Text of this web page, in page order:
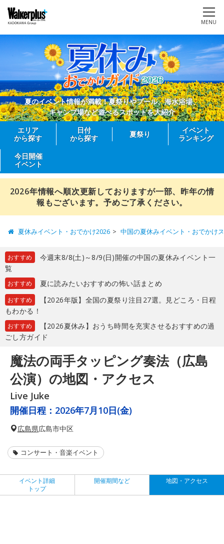
MENU
夏のイベント情報が満載！夏祭りやプール、海水浴場、
キャンプ場など遊べるスポットを大紹介
エリア
から探す
日付
から探す
夏祭り
イベント
ランキング
今日開催
イベント
2026年情報へ順次更新しておりますが一部、昨年の情
報もございます。予めご了承ください。
夏休みイベント・おでかけ2026 中国の夏休みイベント・おでかけ
おすすめ
今週末8/8(土)～8/9(日)開催の中国の夏休みイベント一
覧
おすすめ 夏に読みたいおすすめの怖い話まとめ
おすすめ
【2026年版】全国の夏祭り注目27選。見どころ・日程
もわかる！
おすすめ
【2026夏休み】おうち時間を充実させるおすすめの過
ごし方ガイド
魔法の両手タッピング奏法（広島
公演）の地図・アクセス
Live Juke
開催日程： 2026年7月10日(金)
広島県広島市中区
コンサート・音楽イベント
イベント詳細
トップ
開催期間など 地図・アクセス